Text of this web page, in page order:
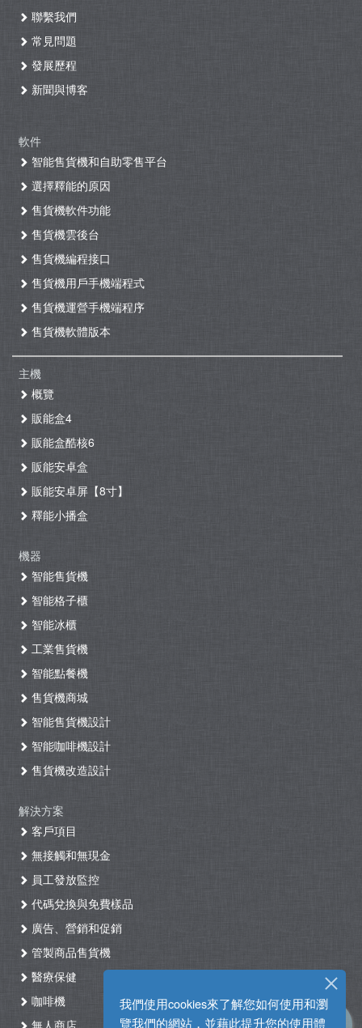
我們使用cookies來了解您如何使用和瀏
覽我們的網站，並藉此提升您的使用體
聯繫我們
常見問題
發展歷程
新聞與博客
軟件
智能售貨機和自助零售平台
選擇釋能的原因
售貨機軟件功能
售貨機雲後台
售貨機編程接口
售貨機用戶手機端程式
售貨機運營手機端程序
售貨機軟體版本
主機
概覽
販能盒4
販能盒酷核6
販能安卓盒
販能安卓屏【8寸】
釋能小播盒
機器
智能售貨機
智能格子櫃
智能冰櫃
工業售貨機
智能點餐機
售貨機商城
智能售貨機設計
智能咖啡機設計
售貨機改造設計
解決方案
客戶項目
無接觸和無現金
員工發放監控
代碼兌換與免費樣品
廣告、營銷和促銷
管製商品售貨機
醫療保健
咖啡機
無人商店